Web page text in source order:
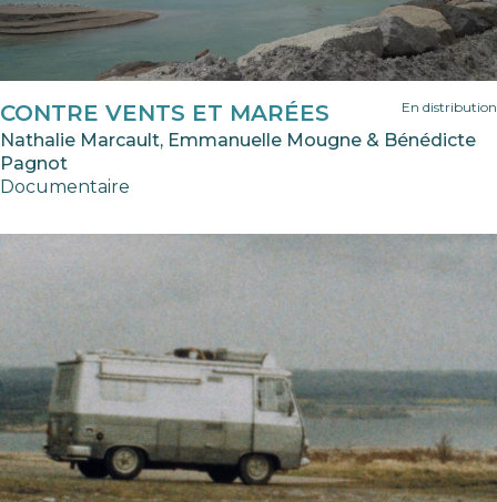
En distribution
CONTRE VENTS ET MARÉES
Nathalie Marcault, Emmanuelle Mougne & Bénédicte
Pagnot
Documentaire